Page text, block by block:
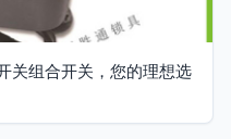
关组合开关，您的理想选